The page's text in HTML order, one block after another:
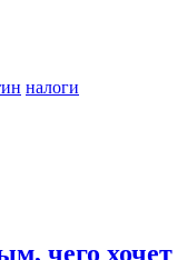
налоги
чего хочет